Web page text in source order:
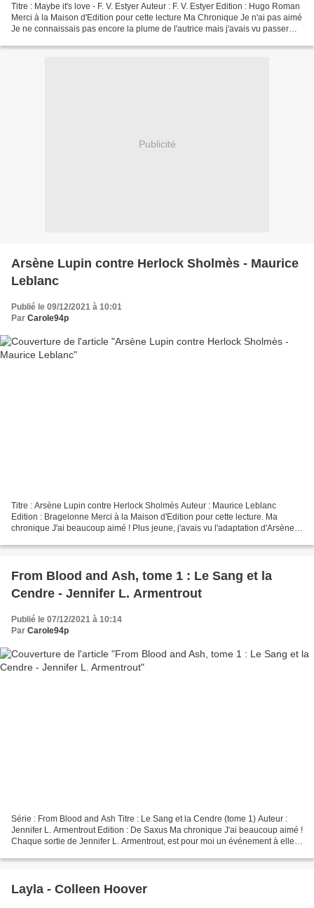
Titre : Maybe it's love - F. V. Estyer Auteur : F. V. Estyer Edition : Hugo Roman
Merci à la Maison d'Edition pour cette lecture Ma Chronique Je n'ai pas aimé
Je ne connaissais pas encore la plume de l'autrice mais j'avais vu passer
Publicité
Arsène Lupin contre Herlock Sholmès - Maurice
Leblanc
Publié le 09/12/2021 à 10:01
Par Carole94p
Titre : Arsène Lupin contre Herlock Sholmès Auteur : Maurice Leblanc
Edition : Bragelonne Merci à la Maison d'Edition pour cette lecture. Ma
chronique J'ai beaucoup aimé ! Plus jeune, j'avais vu l'adaptation d'Arsène
From Blood and Ash, tome 1 : Le Sang et la
Cendre - Jennifer L. Armentrout
Publié le 07/12/2021 à 10:14
Par Carole94p
Série : From Blood and Ash Titre : Le Sang et la Cendre (tome 1) Auteur :
Jennifer L. Armentrout Edition : De Saxus Ma chronique J'ai beaucoup aimé !
Chaque sortie de Jennifer L. Armentrout, est pour moi un événement à elle
Layla - Colleen Hoover